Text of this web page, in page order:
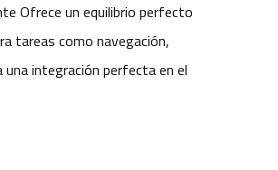
Ofrece un equilibrio perfecto
tareas como navegación,
integración perfecta en el